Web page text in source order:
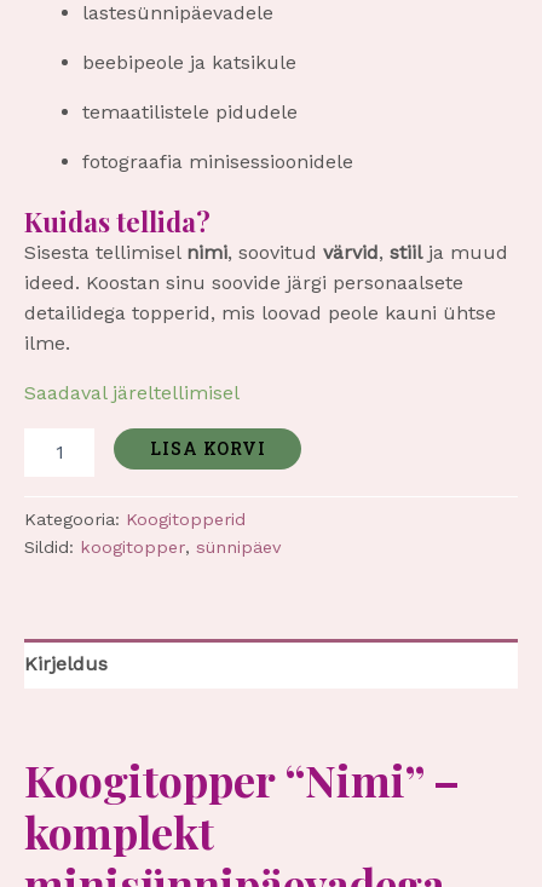
lastesünnipäevadele
beebipeole ja katsikule
temaatilistele pidudele
fotograafia minisessioonidele
Kuidas tellida?
Sisesta tellimisel nimi, soovitud värvid, stiilja muud
ideed. Koostan sinu soovide järgi personaalsete
detailidega topperid, mis loovad peole kauni ühtse
ilme.
Saadaval järeltellimisel
LISA KORVI
Kategooria: Koogitopperid
Sildid: koogitopper, sünnipäev
Kirjeldus
Koogitopper “Nimi” –
komplekt